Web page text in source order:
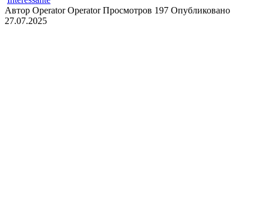
Автор Operator Operator Просмотров 197 Опубликовано
27.07.2025